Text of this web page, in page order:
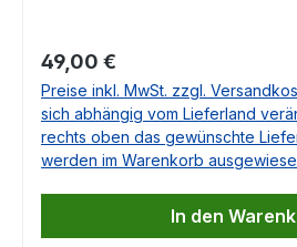
W124 / S124 / W201 / C123 /
W463 / W116 / W126 / C126 /
C107OE.-Nr. A0020919701, A1160900050,
A1160910201, A1160900301,
1160900201, 1160900301,
82GB9350AA, 1613157,
6150295, 113976, 119291,
Regulärer Preis:
49,00 €
Preise inkl. MwSt. zzgl.
sich abhängig vom Lieferland
rechts oben das gewünschte
werden im Warenkorb
In den